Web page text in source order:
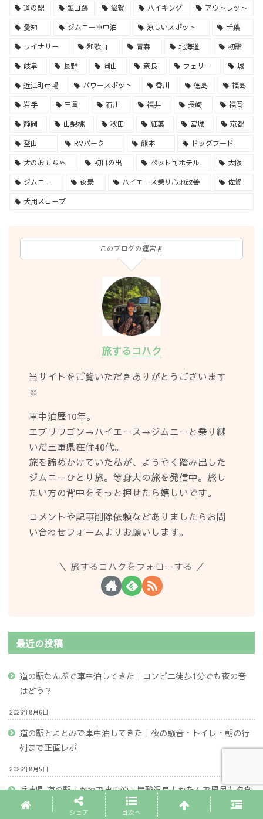
道の駅 鉱山跡 滋賀 ハイキング アウトレット
愛知 ジムニー車中泊 涼しいスポット 千葉
ワイナリー 和歌山 青森 北海道 初詣
岐阜 長野 岡山 奈良 フェリー 城
近江町市場 パワースポット 香川 徳島 福島
岩手 三重 石川 福井 長崎 福岡
静岡 山梨桃 秋田 紅葉 宮城 京都
登山 RVパーク 熊本 ドッグフード
犬のおもちゃ 初日の出 ペット可ホテル 大阪
ジムニー 夜景 ハイエース乗り心地改善 佐賀
犬用スロープ
このブログの運営者
旅するコハク
当サイトをご覧いただきありがとうございます
☺︎
車中泊歴10年。
エブリワゴン→ハイエース→ジムニーと乗り継
いだ三重県在住40代。
旅を諦めかけていた私が、ようやく踏み出した
ジムニーひとり旅。等身大の旅を発信中。旅し
たい方の背中をそっと押せたら嬉しいです。
コメントや記事削除依頼などありましたらお問
い合わせフォームよりお願いします。
旅するコハクをフォローする
最近の投稿
道の駅なんぶで車中泊してきた｜コンビニ徒歩1分でも夜の音
はどう？
2026年8月6日
道の駅とよとみで車中泊してきた｜夜の騒音・トイレ・朝の行
列まで正直レポ
2026年8月5日
兵庫県 道の駅よかわで車中泊｜炭酸温泉よかたんで風呂も夕食
も完結
シェア 目次へ